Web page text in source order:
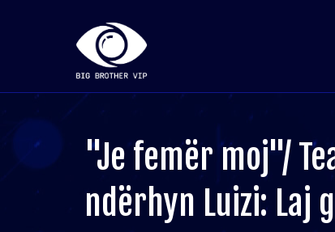
"Je femër moj"/
ndërhyn Luizi: Laj